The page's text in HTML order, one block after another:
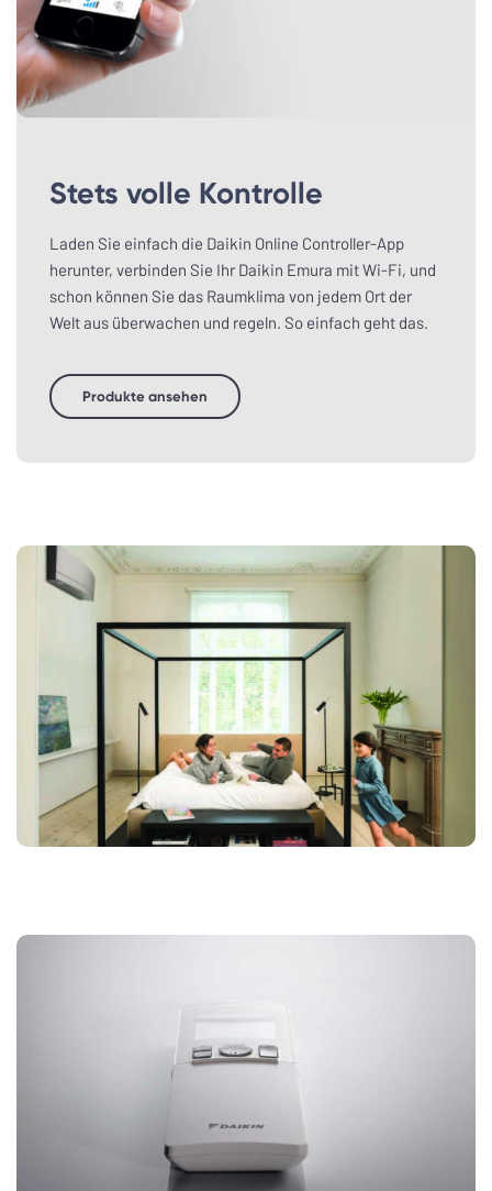
Stets volle Kontrolle
Laden Sie einfach die Daikin Online Controller-App
herunter, verbinden Sie Ihr Daikin Emura mit Wi-Fi, und
schon können Sie das Raumklima von jedem Ort der
Welt aus überwachen und regeln. So einfach geht das.
Produkte ansehen